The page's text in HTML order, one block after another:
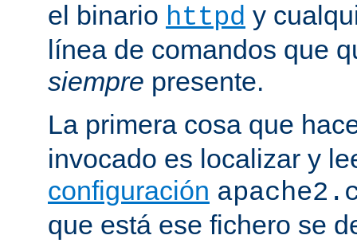
el binario httpd y
línea de comandos que
siempre presente.
La primera cosa que
invocado es localizar y
configuración
que está ese fichero se